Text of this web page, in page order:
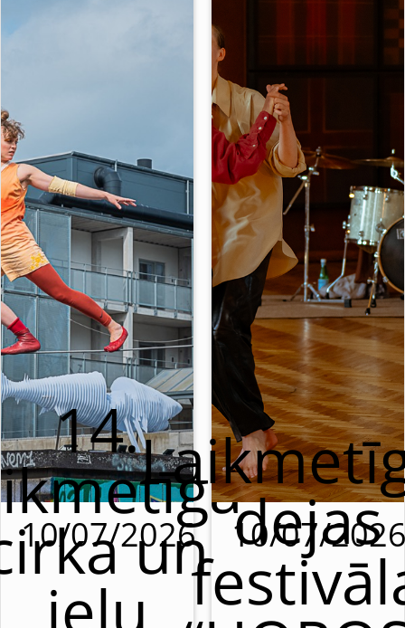
10/07/2026
14.
un
ielu
10/07/
dejas